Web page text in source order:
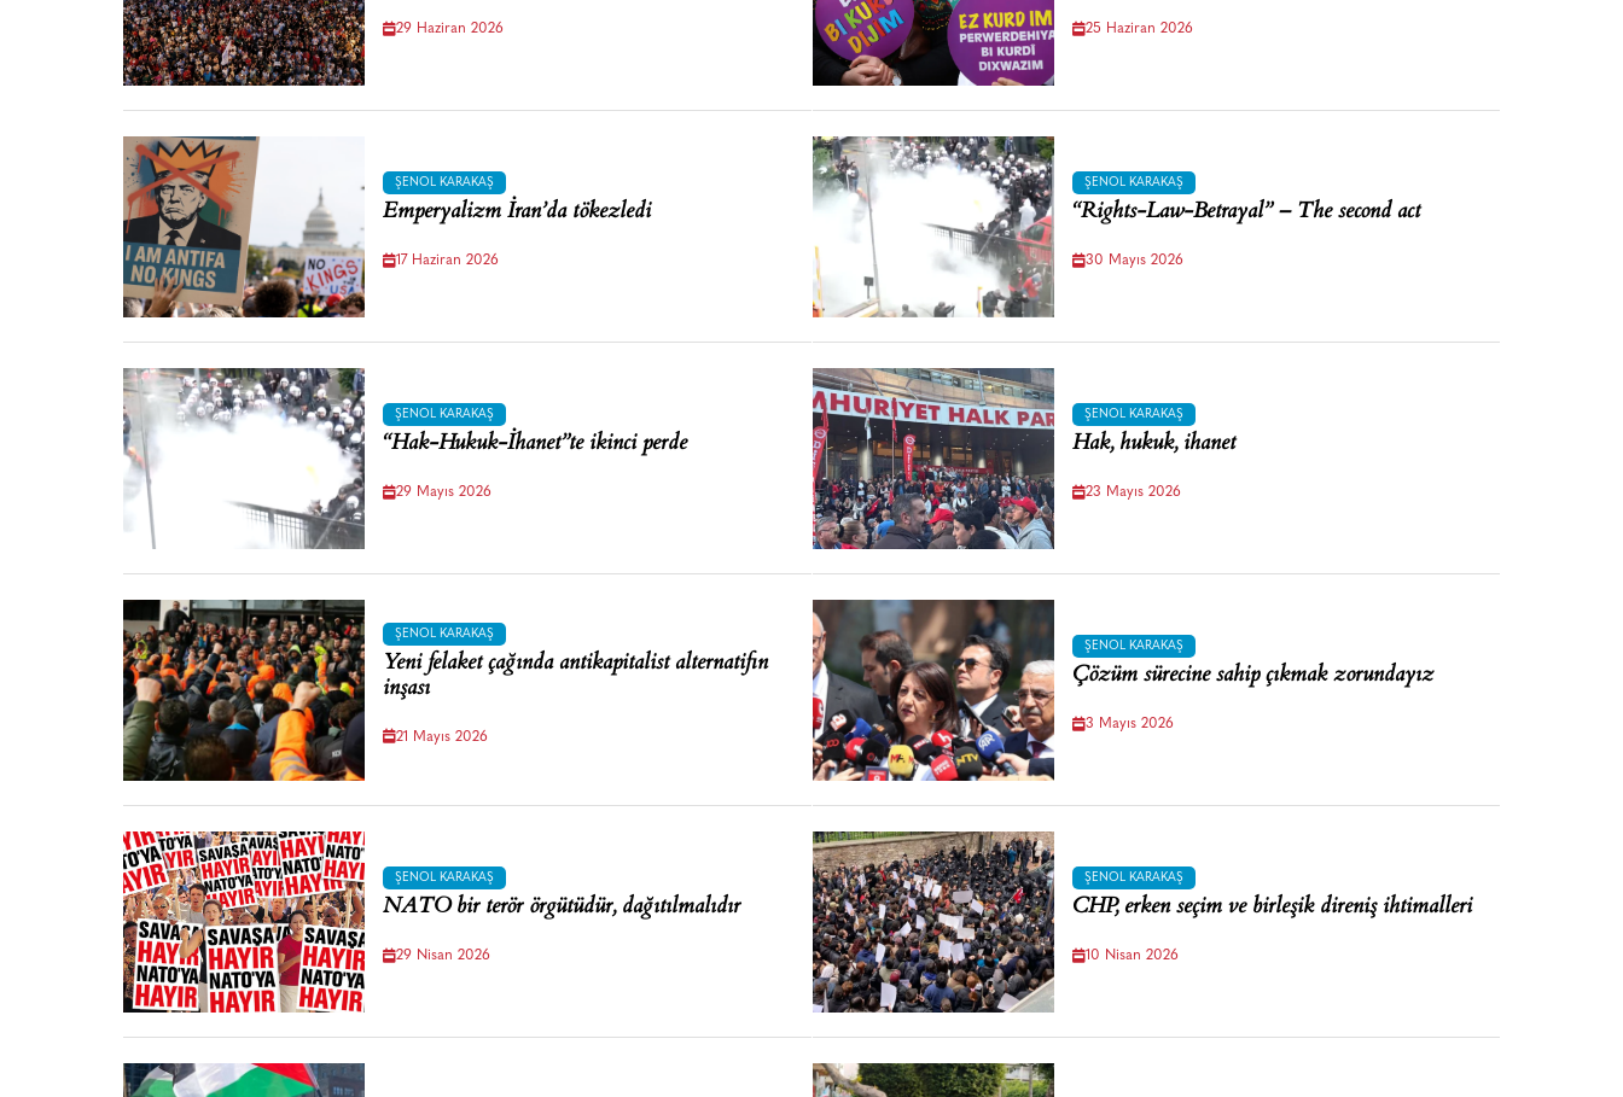
29 Haziran 2026 25 Haziran 2026
ŞENOL KARAKAŞ
Emperyalizm İran’da tökezledi
17 Haziran 2026
ŞENOL KARAKAŞ
“Rights-Law-Betrayal” – The second act
30 Mayıs 2026
ŞENOL KARAKAŞ
“Hak-Hukuk-İhanet”te ikinci perde
29 Mayıs 2026
ŞENOL KARAKAŞ
Hak, hukuk, ihanet
23 Mayıs 2026
ŞENOL KARAKAŞ
Yeni felaket çağında antikapitalist alternatifin
inşası
21 Mayıs 2026
ŞENOL KARAKAŞ
Çözüm sürecine sahip çıkmak zorundayız
3 Mayıs 2026
ŞENOL KARAKAŞ
NATO bir terör örgütüdür, dağıtılmalıdır
29 Nisan 2026
ŞENOL KARAKAŞ
CHP, erken seçim ve birleşik direniş ihtimalleri
10 Nisan 2026